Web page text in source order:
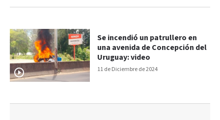
11 de Diciembre de 2024
Se incendió un patrullero en
una avenida de Concepción del
Uruguay: video